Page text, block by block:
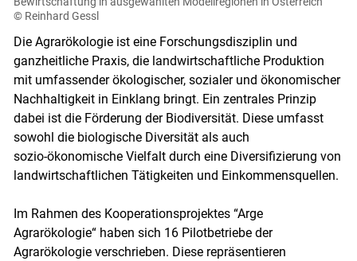
Skip to main content
© Reinhard Gessl
Die Agrarökologie ist eine Forschungsdisziplin und
ganzheitliche Praxis, die landwirtschaftliche Produktion
mit umfassender ökologischer, sozialer und ökonomischer
Nachhaltigkeit in Einklang bringt. Ein zentrales Prinzip
dabei ist die Förderung der Biodiversität. Diese umfasst
sowohl die biologische Diversität als auch
sozio-ökonomische Vielfalt durch eine Diversifizierung von
landwirtschaftlichen Tätigkeiten und Einkommensquellen.
Im Rahmen des Kooperationsprojektes “Arge
Agrarökologie“ haben sich 16 Pilotbetriebe der
Agrarökologie verschrieben. Diese repräsentieren